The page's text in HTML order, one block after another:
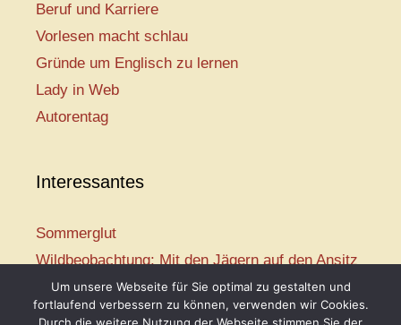
Beruf und Karriere
Vorlesen macht schlau
Gründe um Englisch zu lernen
Lady in Web
Autorentag
Interessantes
Sommerglut
Wildbeobachtung: Mit den Jägern auf den Ansitz
Mir ist so heiß
Mission: Rettungsschwimmer
Um unsere Webseite für Sie optimal zu gestalten und
fortlaufend verbessern zu können, verwenden wir Cookies.